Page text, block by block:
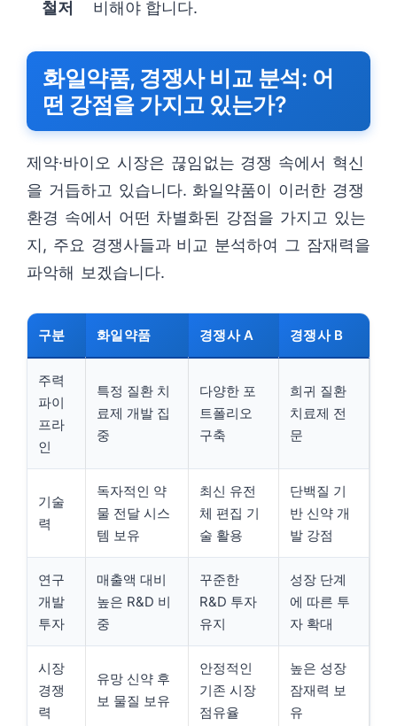
철저
비해야 합니다.
화일약품, 경쟁사 비교 분석: 어
떤 강점을 가지고 있는가?
제약·바이오 시장은 끊임없는 경쟁 속에서 혁신
을 거듭하고 있습니다. 화일약품이 이러한 경쟁
환경 속에서 어떤 차별화된 강점을 가지고 있는
지, 주요 경쟁사들과 비교 분석하여 그 잠재력을
파악해 보겠습니다.
구분 화일약품 경쟁사 A 경쟁사 B
주력
파이
프라
인
특정 질환 치
료제 개발 집
중
다양한 포
트폴리오
구축
희귀 질환
치료제 전
문
기술
력
독자적인 약
물 전달 시스
템 보유
최신 유전
체 편집 기
술 활용
단백질 기
반 신약 개
발 강점
연구
개발
투자
매출액 대비
높은 R&D 비
중
꾸준한
R&D 투자
유지
성장 단계
에 따른 투
자 확대
시장
경쟁
력
유망 신약 후
보 물질 보유
안정적인
기존 시장
점유율
높은 성장
잠재력 보
유